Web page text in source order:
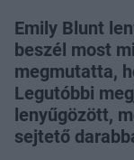
Emily Blunt
beszél most
megmutatta,
Legutóbbi
lenyűgözött,
sejtető